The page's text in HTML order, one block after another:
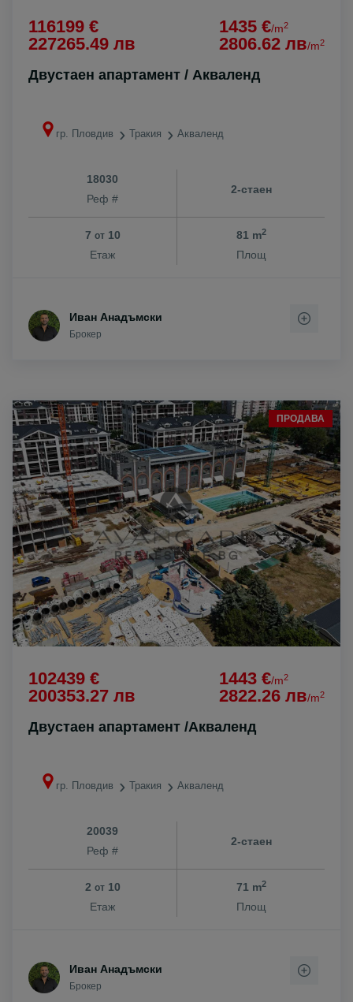
116199 €
227265.49 лв
1435 €/m2
2806.62 лв/m2
Двустаен апартамент / Акваленд
гр. Пловдив Тракия Акваленд
18030
Реф #
2-стаен
7 от10
Етаж
81 m2
Площ
Иван Анадъмски
Брокер
ПРОДАВА
102439 €
200353.27 лв
1443 €/m2
2822.26 лв/m2
Двустаен апартамент /Акваленд
гр. Пловдив Тракия Акваленд
20039
Реф #
2-стаен
2 от10
Етаж
71 m2
Площ
Иван Анадъмски
Брокер